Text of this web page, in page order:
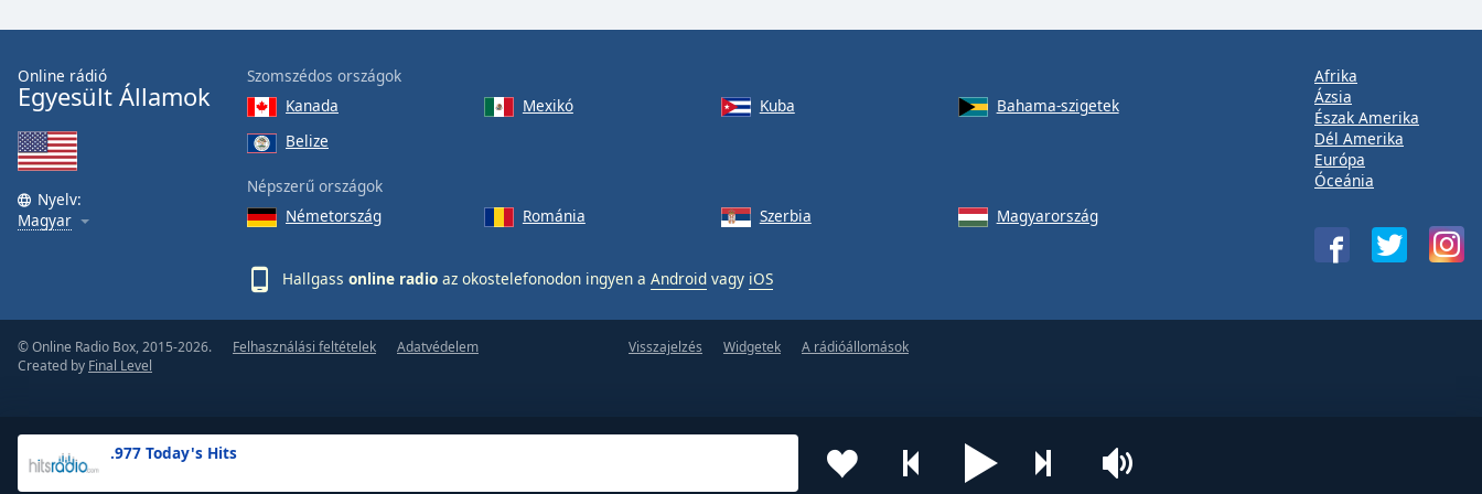
Text
Opacity
Background
.977 Today's Hits
Online rádió
Egyesült Államok
Nyelv:
Magyar
Szomszédos országok
Kanada
Mexikó Kuba
Bahama-szigetek
Belize
Népszerű országok
Németország
Románia Szerbia Magyarország
Hallgass online radio az okostelefonodon ingyen a Android vagy iOS
Afrika
Ázsia
Észak Amerika
Dél Amerika
Európa
Óceánia
© Online Radio Box, 2015-2026.
Created by Final Level
Felhasználási feltételek Adatvédelem Visszajelzés Widgetek A rádióállomások